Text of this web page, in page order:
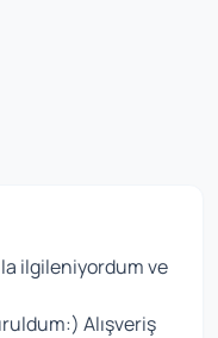
ilgileniyordum ve
Alışveriş